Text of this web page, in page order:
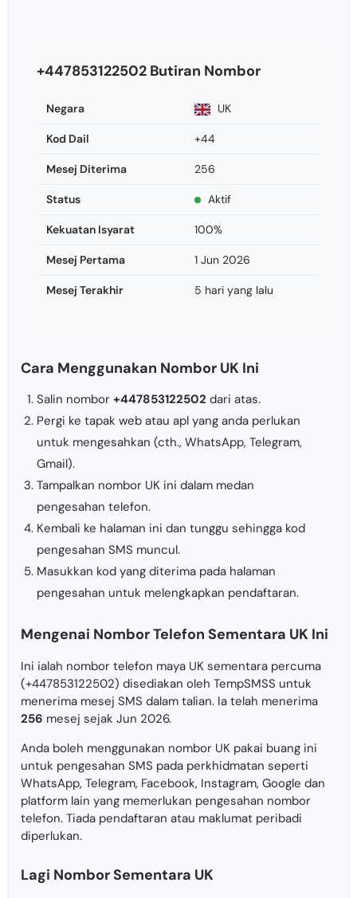
+447853122502 Butiran Nombor
Negara UK
Kod Dail +44
Mesej Diterima 256
Status Aktif
Kekuatan Isyarat 100%
Mesej Pertama 1 Jun 2026
Mesej Terakhir 5 hari yang lalu
Cara Menggunakan Nombor UK Ini
Salin nombor +447853122502 dari atas.
Pergi ke tapak web atau apl yang anda perlukan
untuk mengesahkan (cth., WhatsApp, Telegram,
Gmail).
Tampalkan nombor UK ini dalam medan
pengesahan telefon.
Kembali ke halaman ini dan tunggu sehingga kod
pengesahan SMS muncul.
Masukkan kod yang diterima pada halaman
pengesahan untuk melengkapkan pendaftaran.
Mengenai Nombor Telefon Sementara UK Ini
Ini ialah nombor telefon maya UK sementara percuma
(+447853122502) disediakan oleh TempSMSS untuk
menerima mesej SMS dalam talian. Ia telah menerima
256 mesej sejak Jun 2026.
Anda boleh menggunakan nombor UK pakai buang ini
untuk pengesahan SMS pada perkhidmatan seperti
WhatsApp, Telegram, Facebook, Instagram, Google dan
platform lain yang memerlukan pengesahan nombor
telefon. Tiada pendaftaran atau maklumat peribadi
diperlukan.
Lagi Nombor Sementara UK